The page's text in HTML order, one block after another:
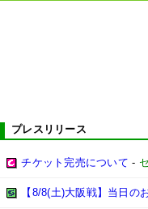
プレスリリース
チケット完売について -
【8/8(土)大阪戦】当日の